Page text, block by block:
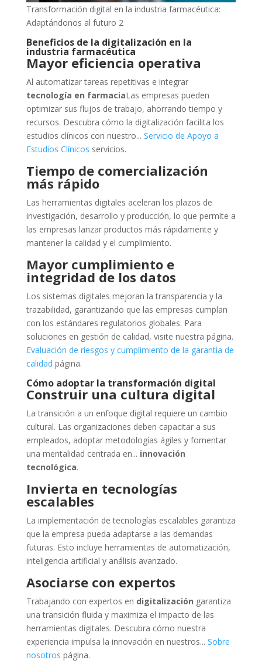
Transformación digital en la industria farmacéutica:
Adaptándonos al futuro 2
Beneficios de la digitalización en la
industria farmacéutica
Mayor eficiencia operativa
Al automatizar tareas repetitivas e integrar
tecnología en farmaciaLas empresas pueden
optimizar sus flujos de trabajo, ahorrando tiempo y
recursos. Descubra cómo la digitalización facilita los
estudios clínicos con nuestro... Servicio de Apoyo a
Estudios Clínicos servicios.
Tiempo de comercialización
más rápido
Las herramientas digitales aceleran los plazos de
investigación, desarrollo y producción, lo que permite a
las empresas lanzar productos más rápidamente y
mantener la calidad y el cumplimiento.
Mayor cumplimiento e
integridad de los datos
Los sistemas digitales mejoran la transparencia y la
trazabilidad, garantizando que las empresas cumplan
con los estándares regulatorios globales. Para
soluciones en gestión de calidad, visite nuestra página.
Evaluación de riesgos y cumplimiento de la garantía de
calidad página.
Cómo adoptar la transformación digital
Construir una cultura digital
La transición a un enfoque digital requiere un cambio
cultural. Las organizaciones deben capacitar a sus
empleados, adoptar metodologías ágiles y fomentar
una mentalidad centrada en... innovación
tecnológica.
Invierta en tecnologías
escalables
La implementación de tecnologías escalables garantiza
que la empresa pueda adaptarse a las demandas
futuras. Esto incluye herramientas de automatización,
inteligencia artificial y análisis avanzado.
Asociarse con expertos
Trabajando con expertos en digitalización garantiza
una transición fluida y maximiza el impacto de las
herramientas digitales. Descubra cómo nuestra
experiencia impulsa la innovación en nuestros... Sobre
nosotros página.